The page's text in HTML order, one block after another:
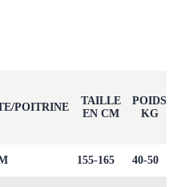
POITRINE
TAILLE
EN CM
POIDS
KG
155-165 40-50